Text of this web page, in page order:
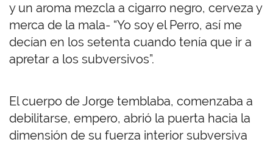
y un aroma mezcla a cigarro negro, cerveza y
merca de la mala- “Yo soy el Perro, así me
decían en los setenta cuando tenía que ir a
apretar a los subversivos”.
El cuerpo de Jorge temblaba, comenzaba a
debilitarse, empero, abrió la puerta hacia la
dimensión de su fuerza interior subversiva